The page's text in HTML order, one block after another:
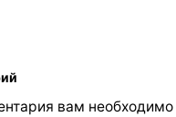
вам необходимо